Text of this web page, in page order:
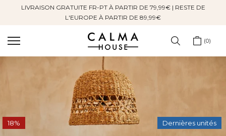
SauterLIVRAISON GRATUITE FR-PT À PARTIR DE 79,99€ | RESTE DE
L'EUROPE À PARTIR DE 89,99€
0
Dernières unités
18%